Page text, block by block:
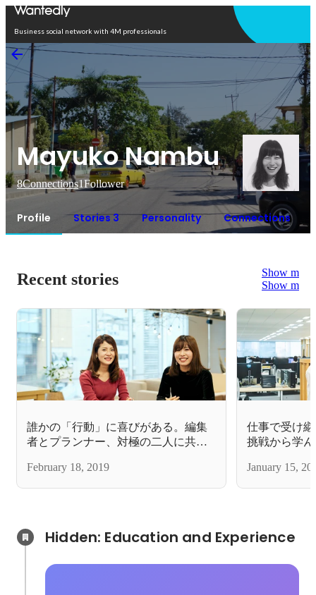
Business social network with 4M professionals
Mayuko Nambu
8Connections1Follower
Profile Stories 3 Personality Connections
Recent stories
Show more
Show more
誰かの「行動」に喜びがある。編集
者とプランナー、対極の二人に共通
February 18, 2019
仕事で受け
挑戦から学
January 15,